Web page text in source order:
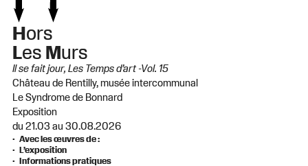
Hors
Les Murs
Il se fait jour, Les Temps d’art -Vol. 15
Château de Rentilly, musée intercommunal
Le Syndrome de Bonnard
Exposition
du 21.03 au 30.08.2026
Avec les œuvres de :
L’exposition
Informations pratiques